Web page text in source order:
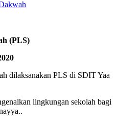
(PLS)
dilaksanakan PLS di SDIT Yaa
lingkungan sekolah bagi